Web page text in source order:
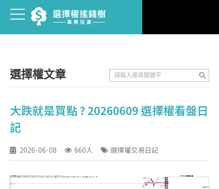
選擇權文章
大跌就是買點 ? 20260609 選擇權看盤日
記
2026-06-08 660人 選擇權交易日記